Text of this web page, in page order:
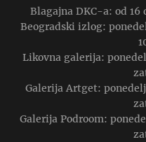
Blagajna DKC-a: od 16
Beogradski izlog:
Likovna galerija:
Galerija Artget:
Galerija Podroom: